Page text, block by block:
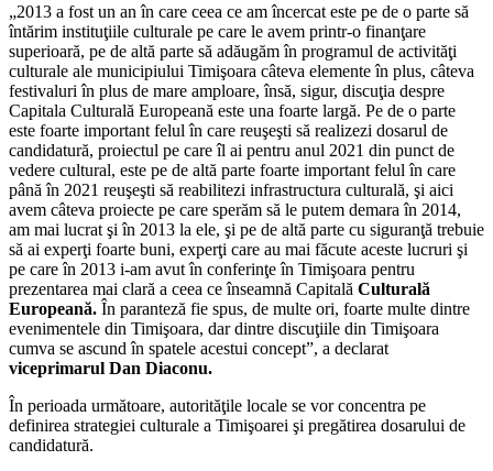
„2013 a fost un an în care ceea ce am încercat este pe de o parte să
întărim instituţiile culturale pe care le avem printr-o finanţare
superioară, pe de altă parte să adăugăm în programul de activităţi
culturale ale municipiului Timişoara câteva elemente în plus, câteva
festivaluri în plus de mare amploare, însă, sigur, discuţia despre
Capitala Culturală Europeană este una foarte largă. Pe de o parte
este foarte important felul în care reuşeşti să realizezi dosarul de
candidatură, proiectul pe care îl ai pentru anul 2021 din punct de
vedere cultural, este pe de altă parte foarte important felul în care
până în 2021 reuşeşti să reabilitezi infrastructura culturală, şi aici
avem câteva proiecte pe care sperăm să le putem demara în 2014,
am mai lucrat şi în 2013 la ele, şi pe de altă parte cu siguranţă trebuie
să ai experţi foarte buni, experţi care au mai făcute aceste lucruri şi
pe care în 2013 i-am avut în conferinţe în Timişoara pentru
prezentarea mai clară a ceea ce înseamnă Capitală Culturală
Europeană. În paranteză fie spus, de multe ori, foarte multe dintre
evenimentele din Timişoara, dar dintre discuţiile din Timişoara
cumva se ascund în spatele acestui concept”, a declarat
viceprimarul Dan Diaconu.
În perioada următoare, autorităţile locale se vor concentra pe
definirea strategiei culturale a Timişoarei şi pregătirea dosarului de
candidatură.